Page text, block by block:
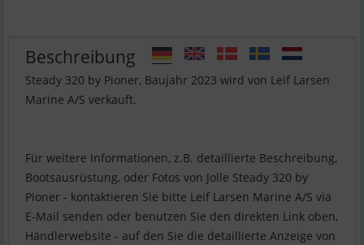
Beschreibung
Steady 320 by Pioner, Baujahr 2023 wird von Leif Larsen
Marine A/S verkauft.
Für weitere Informationen, z.B. detaillierte Beschreibung,
Bootsausrüstung, oder Fotos von Jolle Steady 320 by
Pioner - kontaktieren Sie bitte Leif Larsen Marine A/S via
E-Mail senden oder benutzen Sie den direkten Link oben,
Händlerwebsite - auf den Sie die detaillierte Anzeige von